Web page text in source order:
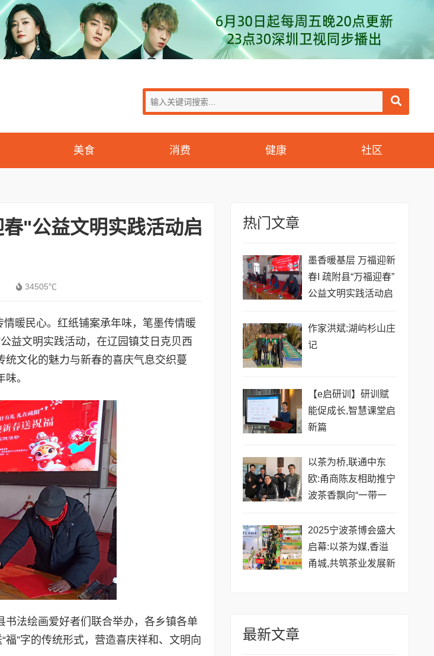
美食 消费 健康 社区
"公益文明实践活动启
34505℃
暖民心。红纸铺案承年味，笔墨传情暖
益文明实践活动，在辽园镇艾日克贝西
文化的魅力与新春的喜庆气息交织蔓
。
法绘画爱好者们联合举办，各乡镇各单
福”字的传统形式，营造喜庆祥和、文明向
热门文章
墨香暖基层 万福迎新
春I 疏附县“万福迎春”
公益文明实践活动启
作家洪斌:湖屿杉山庄
记
【e启研训】研训赋
能促成长,智慧课堂启
新篇
以茶为桥,联通中东
欧:甬商陈友相助推宁
波茶香飘向“一带一
2025宁波茶博会盛大
启幕:以茶为媒,香溢
甬城,共筑茶业发展新
最新文章